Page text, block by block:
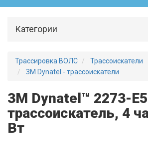
Категории
Трассировка ВОЛС
Трассоискатели
3M Dynatel - трассоискатели
3M Dynatel™ 2273-
трассоискатель, 4
Вт